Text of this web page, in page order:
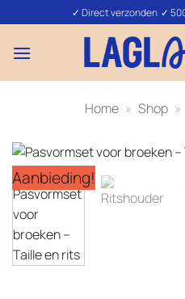
naar
inhoud
✓ Direct verzonden ✓
Home » Shop »
Aanbieding!